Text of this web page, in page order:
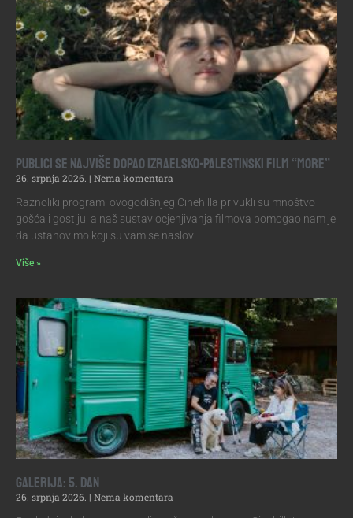
Publici se najviše dopao izraelsko-palestinski film “More”
26. srpnja 2026.
Nema komentara
Raznoliki programi ovogodišnjeg Cinehilla privukli su mnoštvo
gošća i gostiju, a naš sustav ocjenjivanja filmova pomogao nam je
da ustanovimo koji su vam se naslovi
Više »
Galerija: 5. dan
26. srpnja 2026.
Nema komentara